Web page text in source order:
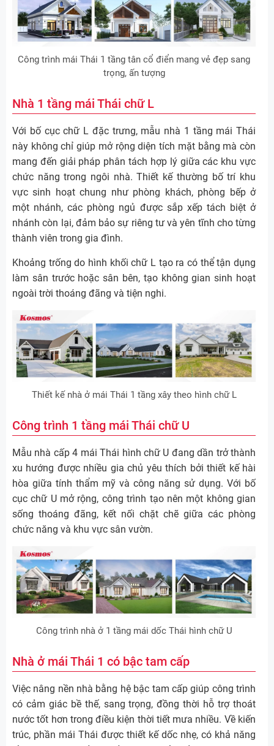
Công trình mái Thái 1 tầng tân cổ điển mang vẻ đẹp sang
trọng, ấn tượng
Nhà 1 tầng mái Thái chữ L
Với bố cục chữ L đặc trưng, mẫu nhà 1 tầng mái Thái
này không chỉ giúp mở rộng diện tích mặt bằng mà còn
mang đến giải pháp phân tách hợp lý giữa các khu vực
chức năng trong ngôi nhà. Thiết kế thường bố trí khu
vực sinh hoạt chung như phòng khách, phòng bếp ở
một nhánh, các phòng ngủ được sắp xếp tách biệt ở
nhánh còn lại, đảm bảo sự riêng tư và yên tĩnh cho từng
thành viên trong gia đình.
Khoảng trống do hình khối chữ L tạo ra có thể tận dụng
làm sân trước hoặc sân bên, tạo không gian sinh hoạt
ngoài trời thoáng đãng và tiện nghi.
Thiết kế nhà ở mái Thái 1 tầng xây theo hình chữ L
Công trình 1 tầng mái Thái chữ U
Mẫu nhà cấp 4 mái Thái hình chữ U đang dần trở thành
xu hướng được nhiều gia chủ yêu thích bởi thiết kế hài
hòa giữa tính thẩm mỹ và công năng sử dụng. Với bố
cục chữ U mở rộng, công trình tạo nên một không gian
sống thoáng đãng, kết nối chặt chẽ giữa các phòng
chức năng và khu vực sân vườn.
Công trình nhà ở 1 tầng mái dốc Thái hình chữ U
Nhà ở mái Thái 1 có bậc tam cấp
Việc nâng nền nhà bằng hệ bậc tam cấp giúp công trình
có cảm giác bề thế, sang trọng, đồng thời hỗ trợ thoát
nước tốt hơn trong điều kiện thời tiết mưa nhiều. Về kiến
trúc, phần mái Thái được thiết kế dốc nhẹ, có khả năng